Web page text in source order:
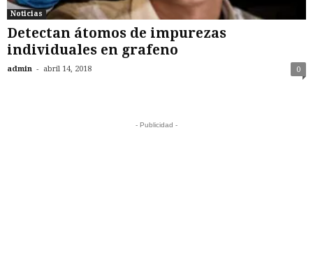
Noticias
Detectan átomos de impurezas
individuales en grafeno
admin - abril 14, 2018 0
- Publicidad -